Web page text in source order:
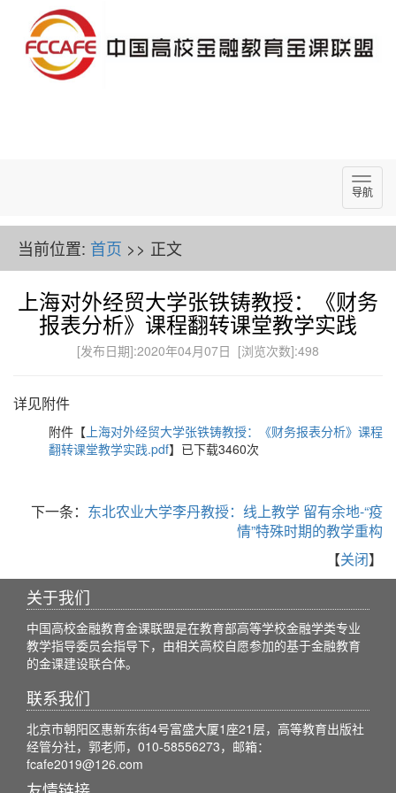
导
航
导航
当前位置: 首页 >> 正文
上海对外经贸大学张铁铸教授：《财务
报表分析》课程翻转课堂教学实践
[发布日期]:2020年04月07日 [浏览次数]:498
详见附件
附件【 上海对外经贸大学张铁铸教授：《财务报表分析》课程
翻转课堂教学实践.pdf】已下载3460次
下一条： 东北农业大学李丹教授：线上教学 留有余地-“疫
情”特殊时期的教学重构
【关闭】
关于我们
中国高校金融教育金课联盟是在教育部高等学校金融学类专业
教学指导委员会指导下，由相关高校自愿参加的基于金融教育
的金课建设联合体。
联系我们
北京市朝阳区惠新东街4号富盛大厦1座21层，高等教育出版社
经管分社，郭老师，010-58556273，邮箱：
fcafe2019@126.com